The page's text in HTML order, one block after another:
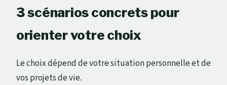
3 scénarios concrets pour
orienter votre choix
Le choix dépend de votre situation personnelle et de
vos projets de vie.